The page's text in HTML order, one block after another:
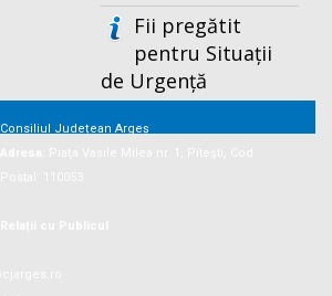
Fii pregătit
pentru Situații
de Urgență
Consiliul Județean Argeș